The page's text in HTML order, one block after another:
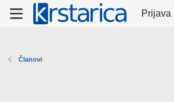
Prijava
Članovi